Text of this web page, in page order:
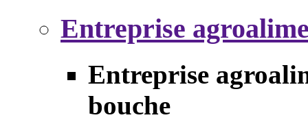
Entreprise
Entreprise
bouche